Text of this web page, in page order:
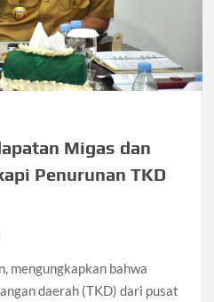
Migas dan
Penurunan TKD
mengungkapkan bahwa
daerah (TKD) dari pusat